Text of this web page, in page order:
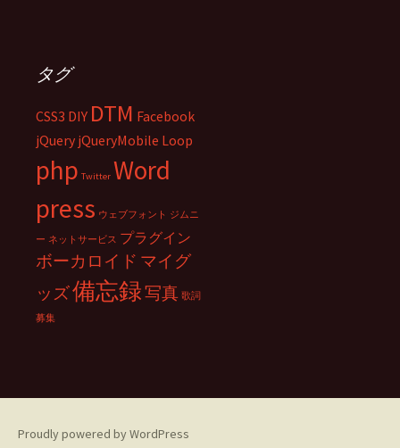
タグ
CSS3 DIY DTM Facebook
jQuery jQueryMobile Loop
php Twitter Word
press ウェブフォント ジムニ
ー ネットサービス プラグイン
ボーカロイド マイグ
ッズ備忘録写真 歌詞
募集
Proudly powered by WordPress